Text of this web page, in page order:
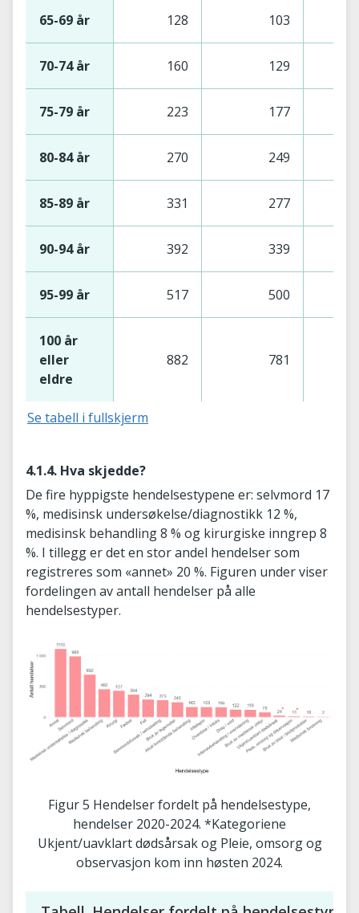
65-69 år 128 103
70-74 år 160 129
75-79 år 223 177
80-84 år 270 249
85-89 år 331 277
90-94 år 392 339
95-99 år 517 500
100 år
eller
eldre
882 781
Se tabell i fullskjerm
4.1.4. Hva skjedde?
De fire hyppigste hendelsestypene er: selvmord 17
%, medisinsk undersøkelse/diagnostikk 12 %,
medisinsk behandling 8 % og kirurgiske inngrep 8
%. I tillegg er det en stor andel hendelser som
registreres som «annet» 20 %. Figuren under viser
fordelingen av antall hendelser på alle
hendelsestyper.
Figur 5 Hendelser fordelt på hendelsestype,
hendelser 2020-2024. *Kategoriene
Ukjent/uavklart dødsårsak og Pleie, omsorg og
observasjon kom inn høsten 2024.